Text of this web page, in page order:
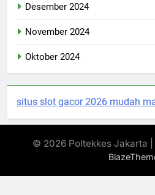
Desember 2024
November 2024
Oktober 2024
situs slot gacor 2026 mudah
© 2026 Poltekkes Jakarta |